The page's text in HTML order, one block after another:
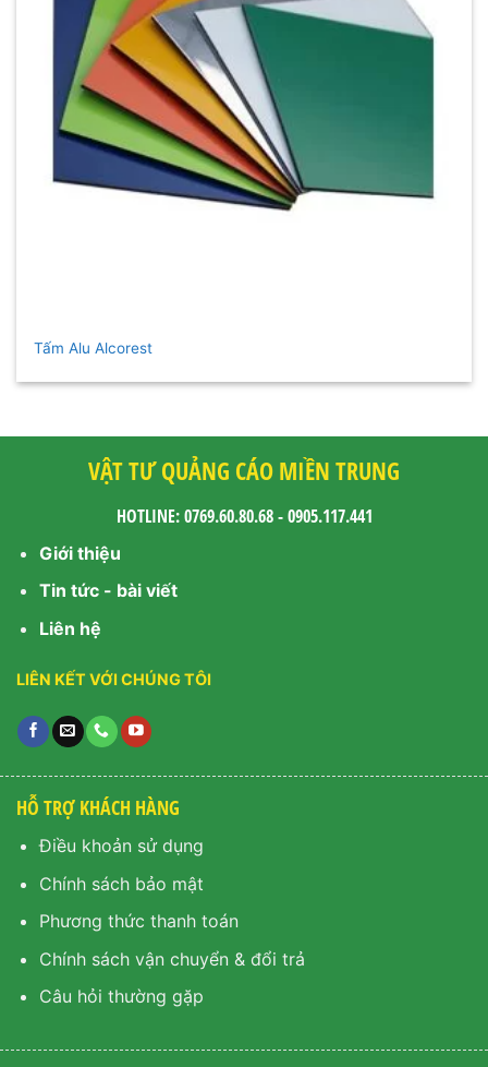
Tấm Alu Alcorest
VẬT TƯ QUẢNG CÁO MIỀN TRUNG
HOTLINE: 0769.60.80.68 - 0905.117.441
Giới thiệu
Tin tức - bài viết
Liên hệ
LIÊN KẾT VỚI CHÚNG TÔI
HỖ TRỢ KHÁCH HÀNG
Điều khoản sử dụng
Chính sách bảo mật
Phương thức thanh toán
Chính sách vận chuyển & đổi trả
Câu hỏi thường gặp